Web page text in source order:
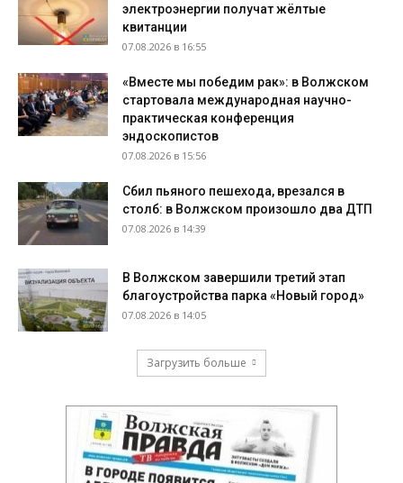
электроэнергии получат жёлтые
квитанции
07.08.2026 в 16:55
«Вместе мы победим рак»: в Волжском
стартовала международная научно-
практическая конференция
эндоскопистов
07.08.2026 в 15:56
Сбил пьяного пешехода, врезался в
столб: в Волжском произошло два ДТП
07.08.2026 в 14:39
В Волжском завершили третий этап
благоустройства парка «Новый город»
07.08.2026 в 14:05
Загрузить больше